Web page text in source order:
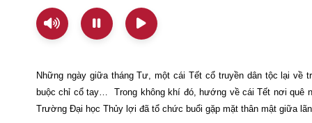
Những ngày giữa tháng Tư, một cái Tết cổ truyền dân tộc lại
buộc chỉ cổ tay…
Trong không khí đó, hướng về cái Tết nơi quê
Trường Đại học Thủy lợi đã tổ chức buổi gặp mặt thân mật giữa